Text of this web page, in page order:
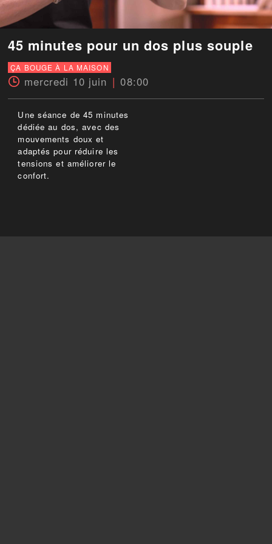
45 minutes pour un dos plus souple
ÇA BOUGE À LA MAISON
mercredi 10 juin 08:00
Une séance de 45 minutes
dédiée au dos, avec des
mouvements doux et
adaptés pour réduire les
tensions et améliorer le
confort.